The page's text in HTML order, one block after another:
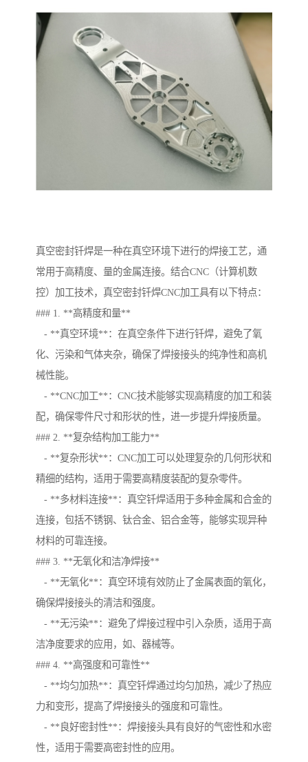
真空密封钎焊是一种在真空环境下进行的焊接工艺，通
常用于高精度、量的金属连接。结合CNC（计算机数
控）加工技术，真空密封钎焊CNC加工具有以下特点：
### 1. **高精度和量**
- **真空环境**：在真空条件下进行钎焊，避免了氧
化、污染和气体夹杂，确保了焊接接头的纯净性和高机
械性能。
- **CNC加工**：CNC技术能够实现高精度的加工和装
配，确保零件尺寸和形状的性，进一步提升焊接质量。
### 2. **复杂结构加工能力**
- **复杂形状**：CNC加工可以处理复杂的几何形状和
精细的结构，适用于需要高精度装配的复杂零件。
- **多材料连接**：真空钎焊适用于多种金属和合金的
连接，包括不锈钢、钛合金、铝合金等，能够实现异种
材料的可靠连接。
### 3. **无氧化和洁净焊接**
- **无氧化**：真空环境有效防止了金属表面的氧化，
确保焊接接头的清洁和强度。
- **无污染**：避免了焊接过程中引入杂质，适用于高
洁净度要求的应用，如、器械等。
### 4. **高强度和可靠性**
- **均匀加热**：真空钎焊通过均匀加热，减少了热应
力和变形，提高了焊接接头的强度和可靠性。
- **良好密封性**：焊接接头具有良好的气密性和水密
性，适用于需要高密封性的应用。